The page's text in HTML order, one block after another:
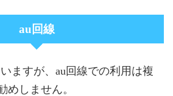
au回線
ますが、au回線での利用は複
めしません。